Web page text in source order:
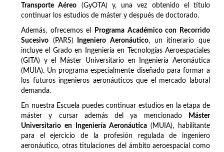
Transporte Aéreo (GyOTA) y, una vez obtenido el título
continuar los estudios de máster y después de doctorado.
Además, ofrecemos el
Programa Académico con Recorrido
Sucesivo (PARS) Ingeniero Aeronáutico, un itinerario que
incluye el Grado en Ingeniería en Tecnologías Aeroespaciales
(GITA) y el Máster Universitario en Ingeniería Aeronáutica
(MUIA). Un programa especialmente diseñado para formar a
los futuros ingenieros aeronáuticos que el mercado laboral
demanda.
En nuestra Escuela puedes continuar estudios en la etapa de
máster y cursar además del ya mencionado
Máster
Universitario en Ingeniería Aeronáutica(MUIA), habilitante
para el ejercicio de la profesión regulada de ingeniero
aeronáutico, otras titulaciones del ámbito aeroespacial como